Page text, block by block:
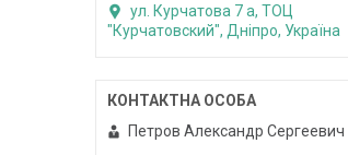
ул. Курчатова 7 а, ТОЦ
"Курчатовский", Дніпро, Україна
Петров Александр Сергеевич